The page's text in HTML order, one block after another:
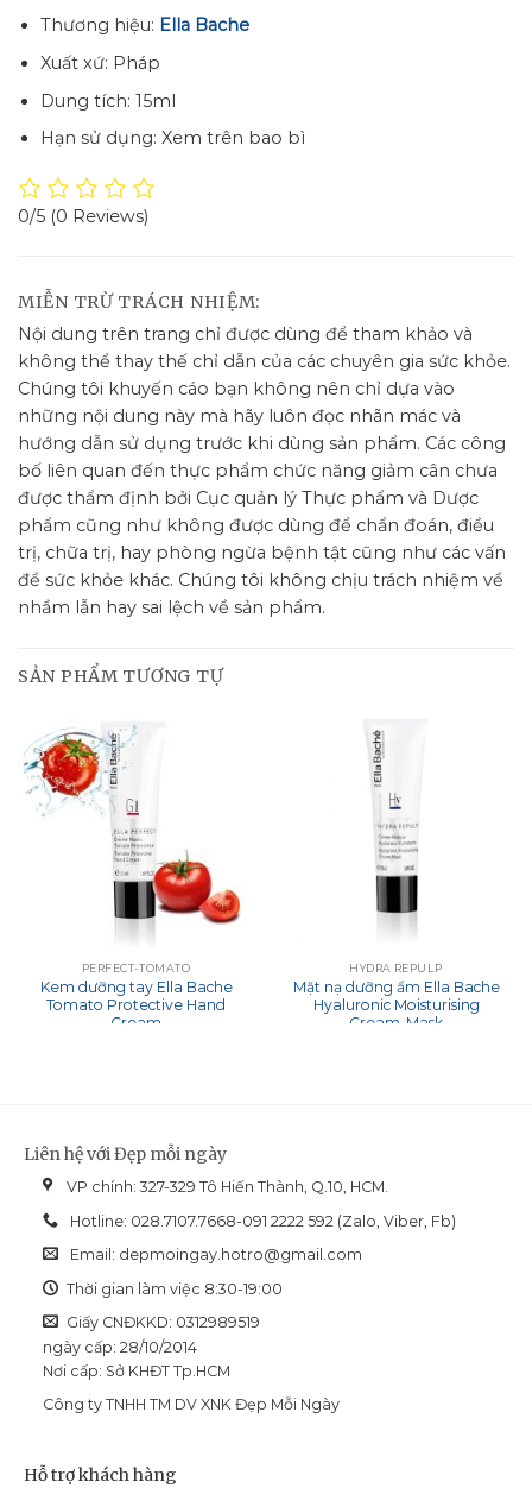
Thương hiệu: Ella Bache
Xuất xứ: Pháp
Dung tích: 15ml
Hạn sử dụng: Xem trên bao bì
0/5 (0 Reviews)
MIỄN TRỪ TRÁCH NHIỆM:
Nội dung trên trang chỉ được dùng để tham khảo và
không thể thay thế chỉ dẫn của các chuyên gia sức khỏe.
Chúng tôi khuyến cáo bạn không nên chỉ dựa vào
những nội dung này mà hãy luôn đọc nhãn mác và
hướng dẫn sử dụng trước khi dùng sản phẩm. Các công
bố liên quan đến thực phẩm chức năng giảm cân chưa
được thẩm định bởi Cục quản lý Thực phẩm và Dược
phẩm cũng như không được dùng để chẩn đoán, điều
trị, chữa trị, hay phòng ngừa bệnh tật cũng như các vấn
đề sức khỏe khác. Chúng tôi không chịu trách nhiệm về
nhầm lẫn hay sai lệch về sản phẩm.
SẢN PHẨM TƯƠNG TỰ
PERFECT-TOMATO
Kem dưỡng tay Ella Bache
Tomato Protective Hand
Cream
HYDRA REPULP
Mặt nạ dưỡng ẩm Ella Bache
Hyaluronic Moisturising
Cream-Mask
Liên hệ với Đẹp mỗi ngày
VP chính: 327-329 Tô Hiến Thành, Q.10, HCM.
Hotline: 028.7107.7668-091 2222 592 (Zalo, Viber, Fb)
Email: depmoingay.hotro@gmail.com
Thời gian làm việc 8:30-19:00
Giấy CNĐKKD: 0312989519
ngày cấp: 28/10/2014
Nơi cấp: Sở KHĐT Tp.HCM
Công ty TNHH TM DV XNK Đẹp Mỗi Ngày
Hỗ trợ khách hàng